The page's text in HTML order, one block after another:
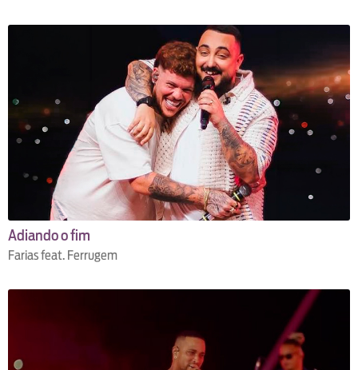
Adiando o fim
Farias feat. Ferrugem